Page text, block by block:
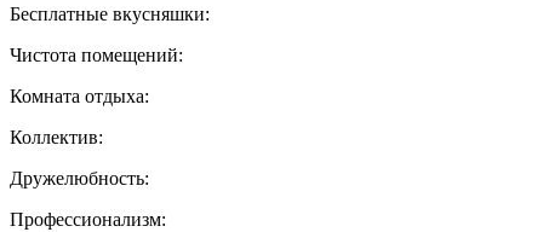
Бесплатные вкусняшки:
Чистота помещений:
Комната отдыха:
Коллектив:
Дружелюбность:
Профессионализм: